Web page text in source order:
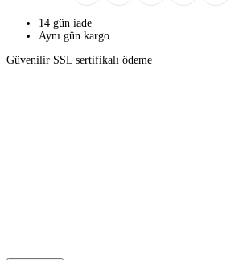
14 gün iade
Aynı gün kargo
Güvenilir SSL sertifikalı ödeme